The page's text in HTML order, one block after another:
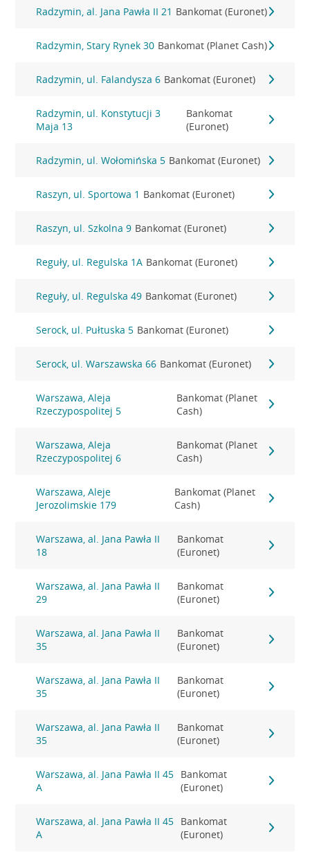
Radzymin, al. Jana Pawła II 21 Bankomat (Euronet)
Radzymin, Stary Rynek 30 Bankomat (Planet Cash)
Radzymin, ul. Falandysza 6 Bankomat (Euronet)
Radzymin, ul. Konstytucji 3
Maja 13
Bankomat
(Euronet)
Radzymin, ul. Wołomińska 5 Bankomat (Euronet)
Raszyn, ul. Sportowa 1 Bankomat (Euronet)
Raszyn, ul. Szkolna 9 Bankomat (Euronet)
Reguły, ul. Regulska 1A Bankomat (Euronet)
Reguły, ul. Regulska 49 Bankomat (Euronet)
Serock, ul. Pułtuska 5 Bankomat (Euronet)
Serock, ul. Warszawska 66 Bankomat (Euronet)
Warszawa, Aleja
Rzeczypospolitej 5
Bankomat (Planet
Cash)
Warszawa, Aleja
Rzeczypospolitej 6
Bankomat (Planet
Cash)
Warszawa, Aleje
Jerozolimskie 179
Bankomat (Planet
Cash)
Warszawa, al. Jana Pawła II
18
Bankomat
(Euronet)
Warszawa, al. Jana Pawła II
29
Bankomat
(Euronet)
Warszawa, al. Jana Pawła II
35
Bankomat
(Euronet)
Warszawa, al. Jana Pawła II
35
Bankomat
(Euronet)
Warszawa, al. Jana Pawła II
35
Bankomat
(Euronet)
Warszawa, al. Jana Pawła II 45
A
Bankomat
(Euronet)
Warszawa, al. Jana Pawła II 45
A
Bankomat
(Euronet)